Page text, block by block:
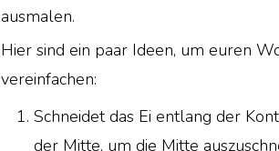
ausmalen.
Hier sind ein paar Ideen, um euren
vereinfachen:
Schneidet das Ei entlang der
der Mitte, um die Mitte